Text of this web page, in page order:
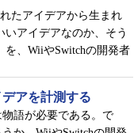
たアイデアから生まれ
アイデアなのか、そう
を、WiiやSwitchの開発者
アを計測する
語が必要である。で